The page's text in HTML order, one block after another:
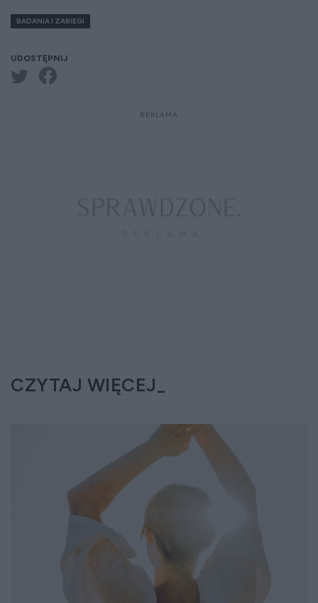
BADANIA I ZABIEGI
UDOSTĘPNIJ
CZYTAJ WIĘCEJ